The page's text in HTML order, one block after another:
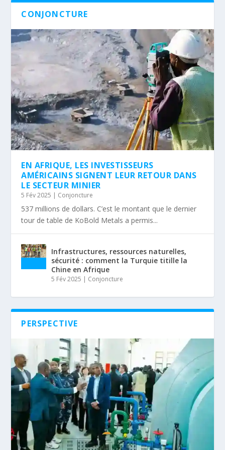
CONJONCTURE
EN AFRIQUE, LES INVESTISSEURS
AMÉRICAINS SIGNENT LEUR RETOUR DANS
LE SECTEUR MINIER
5 Fév 2025 Conjoncture
537 millions de dollars. C’est le montant que le dernier
tour de table de KoBold Metals a permis...
Infrastructures, ressources naturelles,
sécurité : comment la Turquie titille la
Chine en Afrique
5 Fév 2025 Conjoncture
PERSPECTIVE